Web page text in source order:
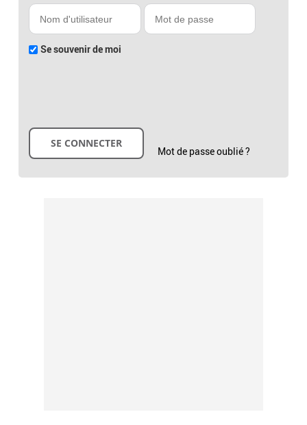
Se souvenir de moi
Mot de passe oublié ?